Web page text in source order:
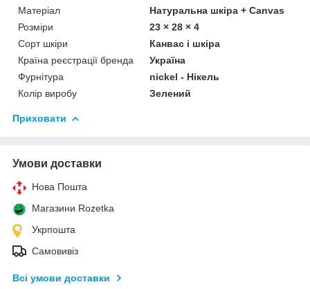
Матеріал
Натуральна шкіра + Canvas
Розміри
23 × 28 × 4
Сорт шкіри
Канвас і шкіра
Країна реєстрації бренда
Україна
Фурнітура
nickel - Нікель
Колір виробу
Зелений
Приховати
Умови доставки
Нова Пошта
Магазини Rozetka
Укрпошта
Самовивіз
Всі умови доставки